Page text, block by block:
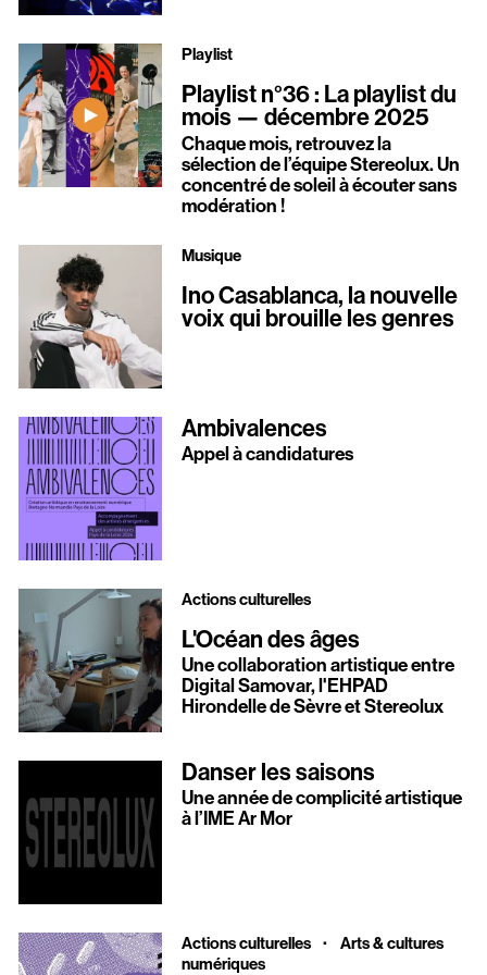
Playlist
Playlist n°36 : La playlist du
mois — décembre 2025
Chaque mois, retrouvez la
sélection de l’équipe Stereolux. Un
concentré de soleil à écouter sans
modération !
Musique
Ino Casablanca, la nouvelle
voix qui brouille les genres
Ambivalences
Appel à candidatures
Actions culturelles
L'Océan des âges
Une collaboration artistique entre
Digital Samovar, l'EHPAD
Hirondelle de Sèvre et Stereolux
Danser les saisons
Une année de complicité artistique
à l’IME Ar Mor
Actions culturelles ·
Arts & cultures
numériques